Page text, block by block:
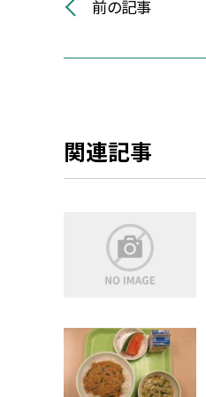
前の記事
関連記事